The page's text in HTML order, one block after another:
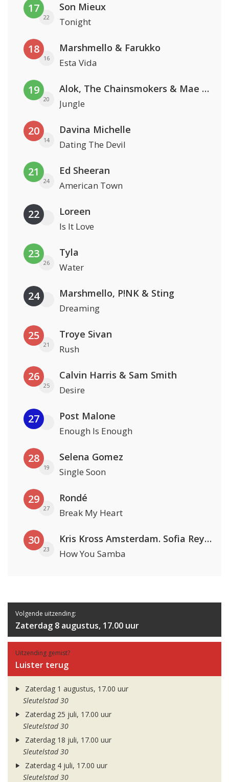
17
22
Son Mieux
Tonight
18
16
Marshmello & Farukko
Esta Vida
19
20
Alok, The Chainsmokers & Mae Stephens
Jungle
20
14
Davina Michelle
Dating The Devil
21
24
Ed Sheeran
American Town
22 Loreen
Is It Love
23
26
Tyla
Water
24 Marshmello, P!NK & Sting
Dreaming
25
21
Troye Sivan
Rush
26
25
Calvin Harris & Sam Smith
Desire
27 Post Malone
Enough Is Enough
28
19
Selena Gomez
Single Soon
29
27
Rondé
Break My Heart
30
23
Kris Kross Amsterdam. Sofia Reyes & Tinie Tempah
How You Samba
Volgende uitzending:
Zaterdag 8 augustus, 17.00 uur
Uitzending gemist?
Luister terug
Zaterdag 1 augustus, 17.00 uur
Sleutelstad 30
Zaterdag 25 juli, 17.00 uur
Sleutelstad 30
Zaterdag 18 juli, 17.00 uur
Sleutelstad 30
Zaterdag 4 juli, 17.00 uur
Sleutelstad 30